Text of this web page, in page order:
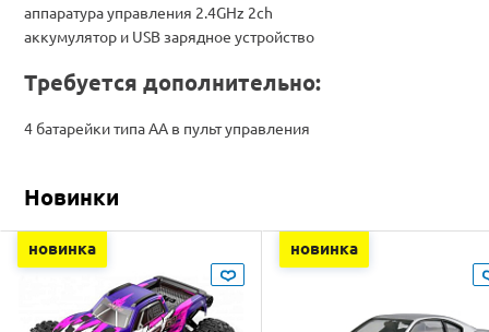
аппаратура управления 2.4GHz 2ch
аккумулятор и USB зарядное устройство
Требуется дополнительно:
4 батарейки типа АА в пульт управления
Новинки
новинка новинка